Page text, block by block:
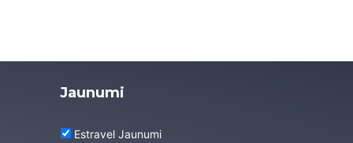
Jaunumi
Estravel Jaunumi